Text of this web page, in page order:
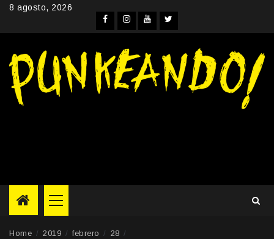
Skip8 agosto, 2026
Facebook
Instagram
YouTube
Twitter
Primary
Menu
Home 2019 febrero
28